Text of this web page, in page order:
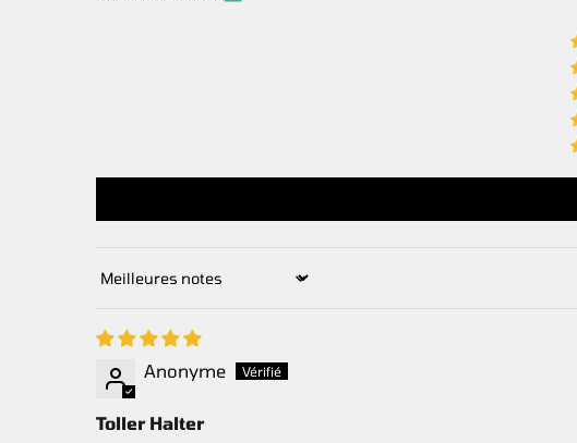
Sort by
Anonyme
Toller Halter